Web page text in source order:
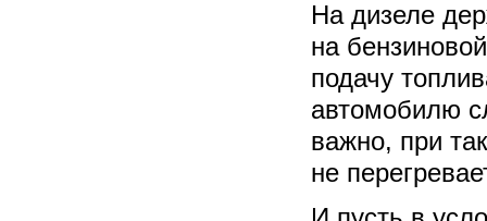
На дизеле
на
подачу
автомобилю
важно, при
не